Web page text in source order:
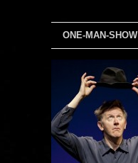
ONE-MAN-SHOW